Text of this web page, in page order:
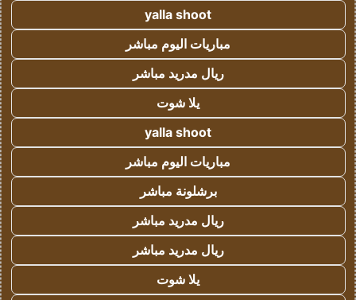
yalla shoot
مباريات اليوم مباشر
ريال مدريد مباشر
يلا شوت
yalla shoot
مباريات اليوم مباشر
برشلونة مباشر
ريال مدريد مباشر
ريال مدريد مباشر
يلا شوت